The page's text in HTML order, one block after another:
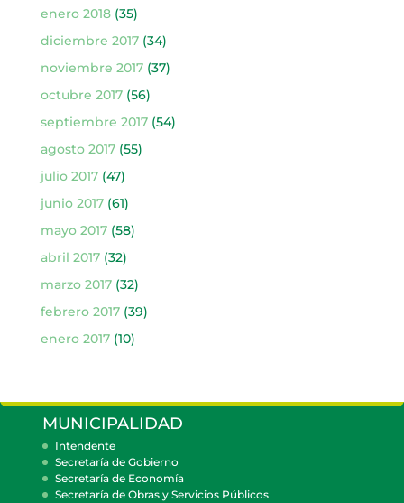
enero 2018(35)
diciembre 2017(34)
noviembre 2017(37)
octubre 2017(56)
septiembre 2017(54)
agosto 2017(55)
julio 2017(47)
junio 2017(61)
mayo 2017(58)
abril 2017(32)
marzo 2017(32)
febrero 2017(39)
enero 2017(10)
MUNICIPALIDAD
Intendente
Secretaría de Gobierno
Secretaría de Economía
Secretaría de Obras y Servicios Públicos